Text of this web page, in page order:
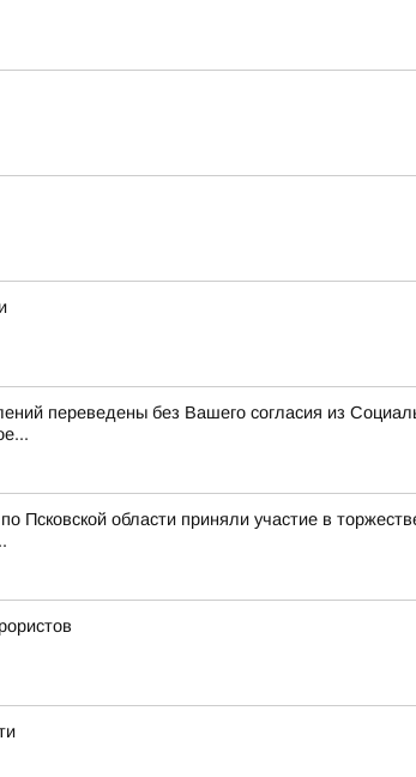
переведены без Вашего согласия из
Псковской области приняли участие в